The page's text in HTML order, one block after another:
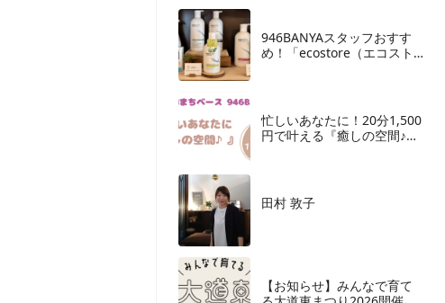
946BANYAスタッフおすす
め！「ecostore（エコスト
忙しいあなたに！20分1,500
円で叶える『癒しの空間♪』
田村 敦子
【お知らせ】みんなで育て